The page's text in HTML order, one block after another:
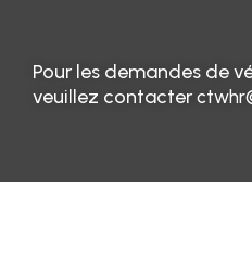
Pour les demandes de
veuillez contacter